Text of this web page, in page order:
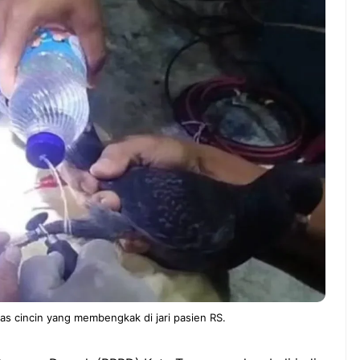
cincin yang membengkak di jari pasien RS.
Pernah gak sih
ngerjain sesuatu cuma
eh ternyata malah
bisnis yang
...
Dari Iseng Jadi Cuan: Kisah
TUM_ATUL yang Ubah
Hampers Jadi Bisnis Kece
NEWS TNG– Siapa yang tidak
Jepang? Kuliner dari negeri
sakura ini memang sudah
mendunia dan punya ...
7 Menu
Restora
Wajib
Dicoba,
Cuma
Sushi!